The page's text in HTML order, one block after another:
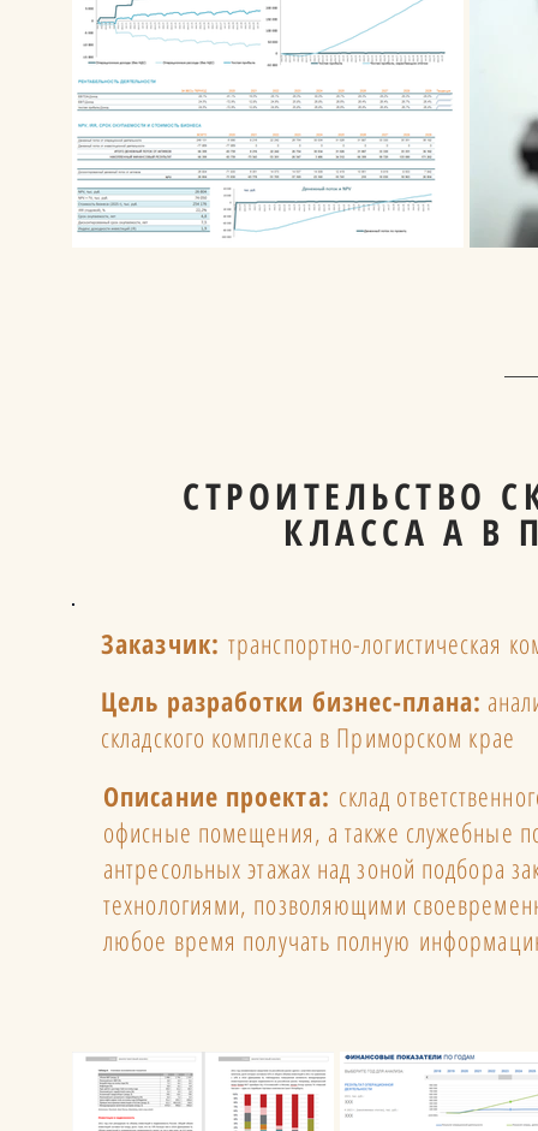
СТРОИТЕЛЬСТВО
КЛАССА А В
Заказчик: транспортно-логистическая
Цель разработки бизнес-плана:
складского комплекса в Приморском крае
Описание проекта: склад
офисные помещения, а также служебные
антресольных этажах над зоной подбора
технологиями, позволяющими
любое время получать полную